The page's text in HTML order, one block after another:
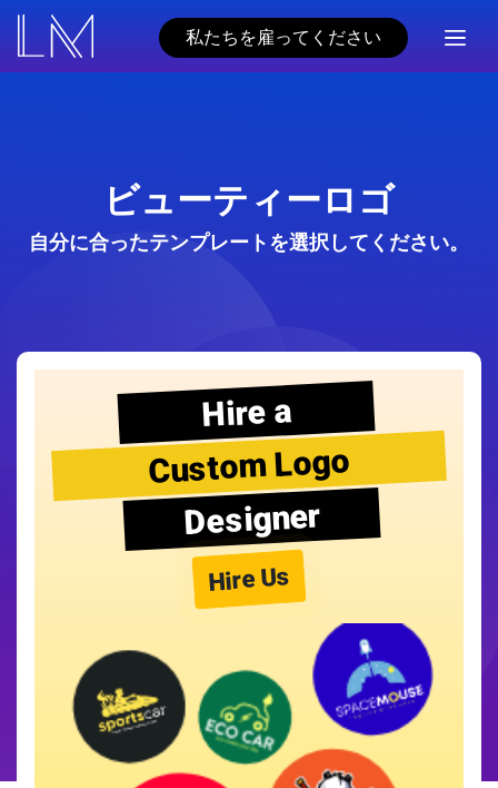
私たちを雇ってください
ビューティーロゴ
自分に合ったテンプレートを選択してください。
Hire a
Custom Logo
Designer
Hire Us